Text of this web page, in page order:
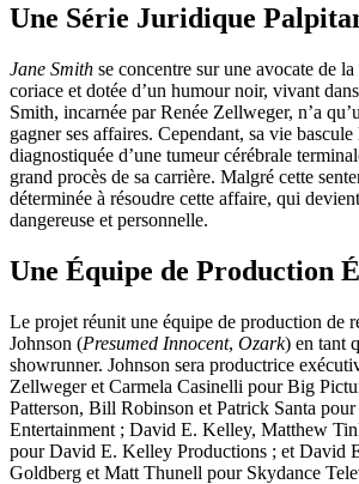
Une Série Juridique
Jane Smith se concentre sur une avocate de
coriace et dotée d’un humour noir, vivant
Smith, incarnée par Renée Zellweger, n’a
gagner ses affaires. Cependant, sa vie bascule
diagnostiquée d’une tumeur cérébrale
grand procès de sa carrière. Malgré cette
déterminée à résoudre cette affaire, qui
dangereuse et personnelle.
Une Équipe de Production
Le projet réunit une équipe de production de
Johnson (Presumed Innocent, Ozark) en tant
showrunner. Johnson sera productrice
Zellweger et Carmela Casinelli pour Big
Patterson, Bill Robinson et Patrick Santa pour
Entertainment ; David E. Kelley, Matthew
pour David E. Kelley Productions ; et David
Goldberg et Matt Thunell pour Skydance